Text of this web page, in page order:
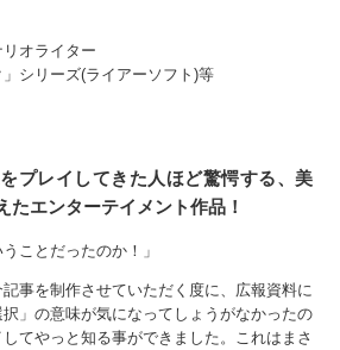
オライター
シリーズ(ライアーソフト)等
プレイしてきた人ほど驚愕する、美
たエンターテイメント作品！
ことだったのか！」
事を制作させていただく度に、広報資料に
」の意味が気になってしょうがなかったの
てやっと知る事ができました。これはまさ